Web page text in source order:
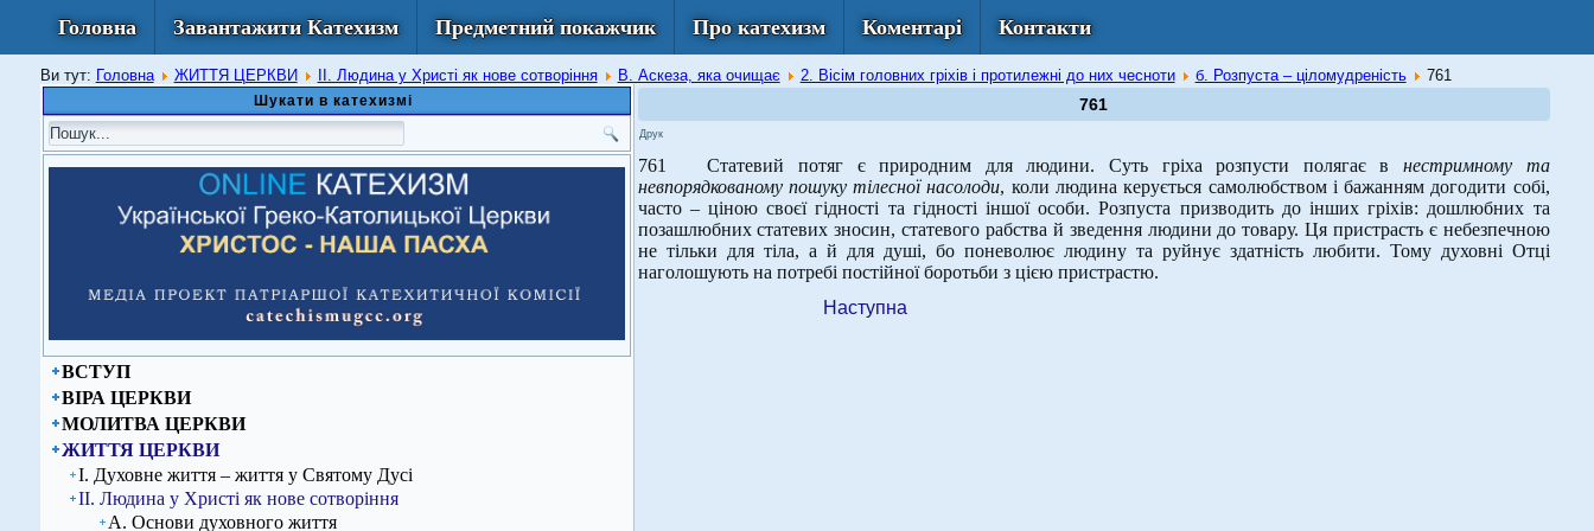
Головна Завантажити Катехизм Предметний покажчик Про катехизм Коментарі Контакти
Ви тут: Головна ЖИТТЯ ЦЕРКВИ ІІ. Людина у Христі як нове сотворіння В. Аскеза, яка очищає 2. Вісім головних гріхів і протилежні до них чесноти б. Розпуста – ціломудреність 761
Шукати в катехизмі
ВСТУП
ВІРА ЦЕРКВИ
МОЛИТВА ЦЕРКВИ
ЖИТТЯ ЦЕРКВИ
І. Духовне життя – життя у Святому Дусі
ІІ. Людина у Христі як нове сотворіння
А. Основи духовного життя
761
Друк
761 Статевий потяг є природним для людини. Суть гріха розпусти полягає в нестримному та
невпорядкованому пошуку тілесної насолоди, коли людина керується самолюбством і бажанням догодити собі,
часто – ціною своєї гідності та гідності іншої особи. Розпуста призводить до інших гріхів: дошлюбних та
позашлюбних статевих зносин, статевого рабства й зведення людини до товару. Ця пристрасть є небезпечною
не тільки для тіла, а й для душі, бо поневолює людину та руйнує здатність любити. Тому духовні Отці
наголошують на потребі постійної боротьби з цією пристрастю.
Наступна